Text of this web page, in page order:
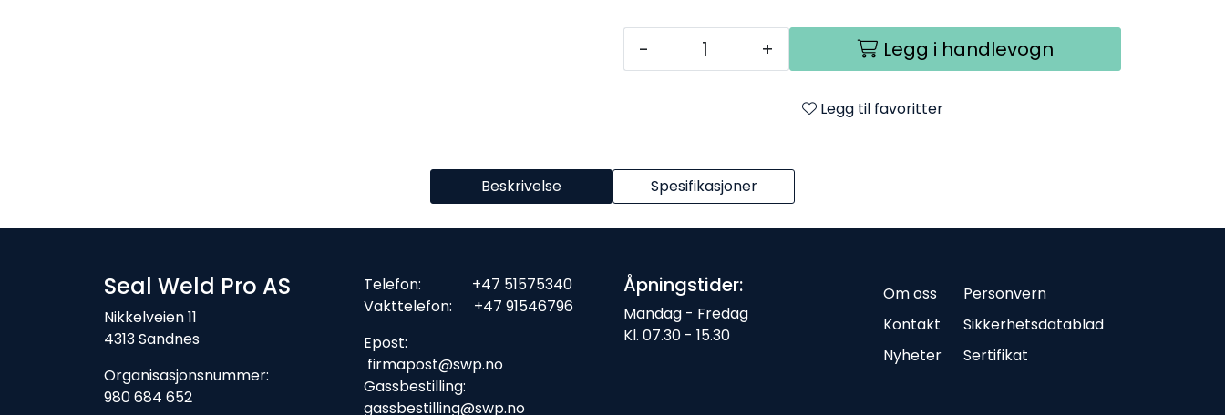
- + Legg i handlevogn
Legg til favoritter
Beskrivelse Spesifikasjoner
Seal Weld Pro AS
Nikkelveien 11
4313 Sandnes
Organisasjonsnummer:
980 684 652
Telefon: +47 51575340
Vakttelefon: +47 91546796
Epost:
firmapost@swp.no
Gassbestilling:
gassbestilling@swp.no
Åpningstider:
Mandag - Fredag
Kl. 07.30 - 15.30
Om oss
Kontakt
Nyheter
Personvern
Sikkerhetsdatablad
Sertifikat